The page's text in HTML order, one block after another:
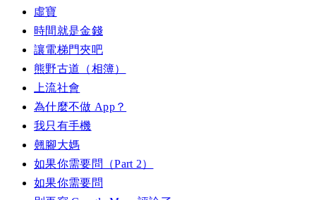
虛寶
時間就是金錢
讓電梯門夾吧
熊野古道（相簿）
上流社會
為什麼不做 App？
我只有手機
翹腳大媽
如果你需要問（Part 2）
如果你需要問